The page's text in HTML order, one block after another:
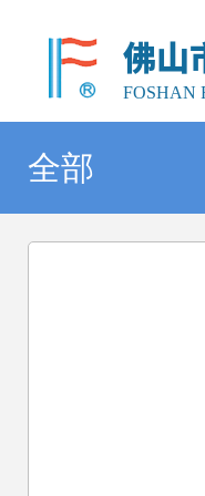
佛山
FOSHAN
全部